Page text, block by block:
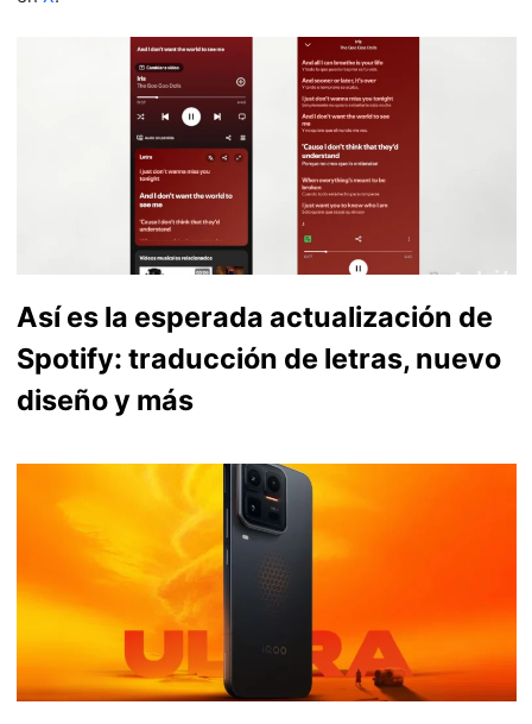
Así es la esperada actualización de
Spotify: traducción de letras, nuevo
diseño y más